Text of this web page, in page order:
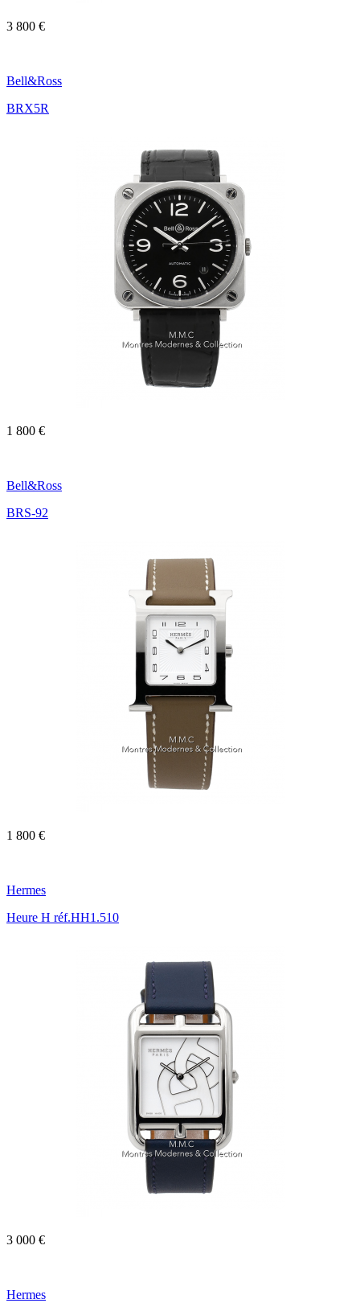
3 800 €
Bell&Ross
BRX5R
1 800 €
Bell&Ross
BRS-92
1 800 €
Hermes
Heure H réf.HH1.510
3 000 €
Hermes